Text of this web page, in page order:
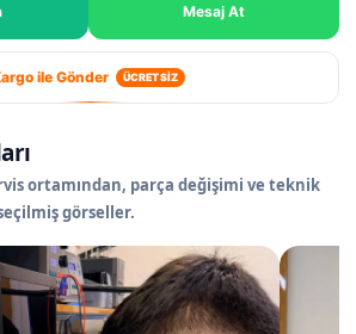
Mesaj At
ile Gönder ÜCRETSİZ
ortamından, parça değişimi ve teknik
görseller.